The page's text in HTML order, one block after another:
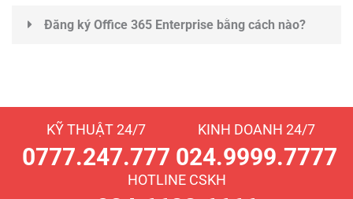
Đăng ký Office 365 Enterprise bằng cách nào?
KỸ THUẬT 24/7
0777.247.777
KINH DOANH 24/7
024.9999.7777
HOTLINE CSKH